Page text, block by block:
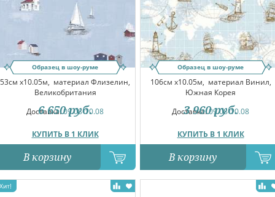
Образец в шоу-руме
53см x10.05м, материал Флизелин,
Великобритания
Доставка:09.08-10.08
КУПИТЬ В 1 КЛИК
6 650 руб.
В корзину
Образец в шоу-руме
106см x10.05м, материал Винил,
Южная Корея
Доставка:09.08-10.08
КУПИТЬ В 1 КЛИК
3 960 руб.
В корзину